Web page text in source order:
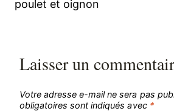
l’article
poulet et oignon
Laisser un
Votre adresse e-mail ne sera pas
obligatoires sont indiqués avec *